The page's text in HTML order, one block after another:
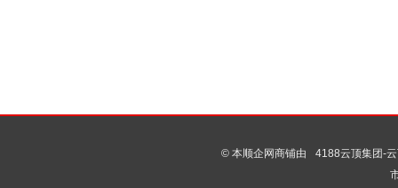
© 本顺企网商铺由
4188云顶集团-